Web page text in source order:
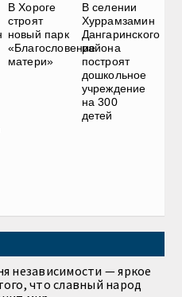
В Хороге
строят
новый парк
«Благословение
матери»
В селении
Хуррамзамин
Дангаринского
района
построят
дошкольное
учреждение
на 300
детей
независимости — яркое
что славный народ